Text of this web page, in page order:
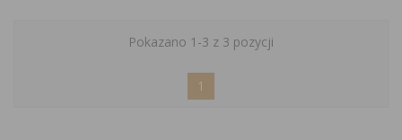
Pokazano 1-3 z 3 pozycji
1